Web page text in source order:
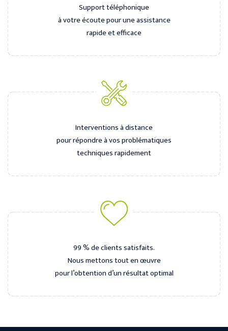
Support téléphonique
à votre écoute pour une assistance
rapide et efficace
Interventions à distance
pour répondre à vos problématiques
techniques rapidement
99 % de clients satisfaits.
Nous mettons tout en œuvre
pour l’obtention d’un résultat optimal